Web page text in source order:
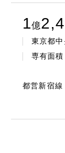
1億
東京都
専有面
都営新宿